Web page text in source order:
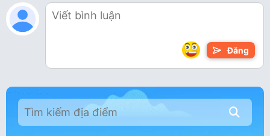
Đăng